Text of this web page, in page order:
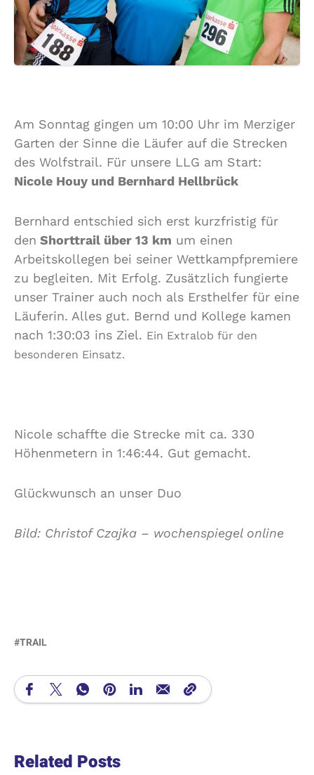
Am Sonntag gingen um 10:00 Uhr im Merziger
Garten der Sinne die Läufer auf die Strecken
des Wolfstrail. Für unsere LLG am Start:
Nicole Houy und Bernhard Hellbrück
Bernhard entschied sich erst kurzfristig für
den Shorttrail über 13 km um einen
Arbeitskollegen bei seiner Wettkampfpremiere
zu begleiten. Mit Erfolg. Zusätzlich fungierte
unser Trainer auch noch als Ersthelfer für eine
Läuferin. Alles gut. Bernd und Kollege kamen
nach 1:30:03 ins Ziel. Ein Extralob für den
besonderen Einsatz.
Nicole schaffte die Strecke mit ca. 330
Höhenmetern in 1:46:44. Gut gemacht.
Glückwunsch an unser Duo
Bild: Christof Czajka – wochenspiegel online
TRAIL
Related Posts